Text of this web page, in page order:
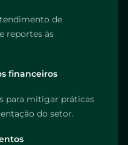
de
reportes às
financeiros
para mitigar práticas
do setor.